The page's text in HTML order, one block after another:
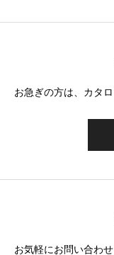
お急ぎの方は、カタ
お気軽にお問い合わ